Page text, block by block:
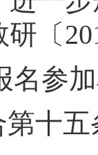
〔
名参
第十